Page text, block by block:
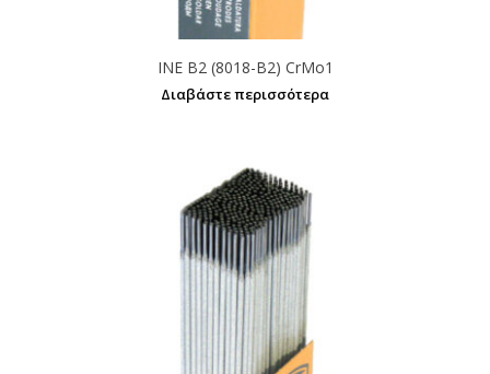
INE B2 (8018-B2) CrMo1
Διαβάστε περισσότερα